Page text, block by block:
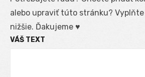
alebo upraviť túto stránku?
nižšie. Ďakujeme ♥
VÁŠ TEXT